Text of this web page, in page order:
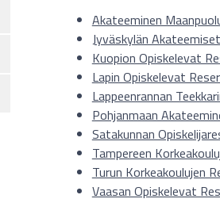
Akateeminen
Jyväskylän
Kuopion Opiskelevat
Lapin Opiskelevat
Lappeenrannan
Pohjanmaan
Satakunnan
Tampereen
Turun Korkeakoulujen
Vaasan Opiskelevat